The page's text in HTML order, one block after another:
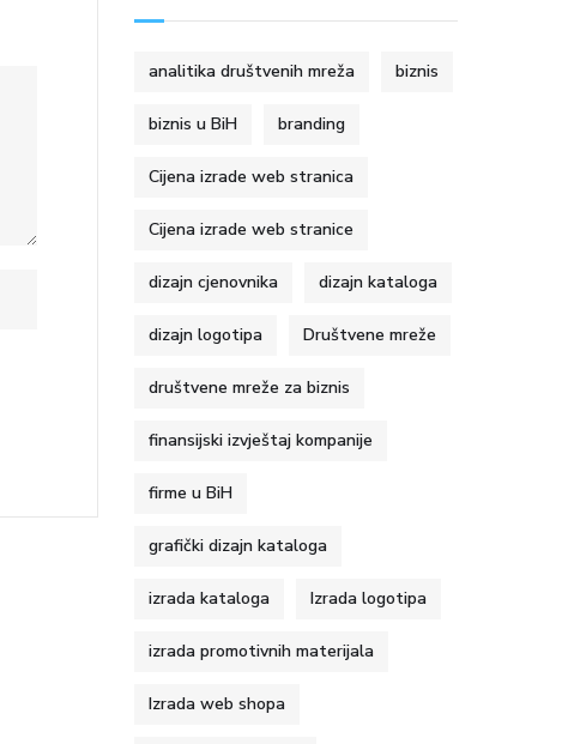
analitika društvenih mreža biznis
biznis u BiH branding
Cijena izrade web stranica
Cijena izrade web stranice
dizajn cjenovnika dizajn kataloga
dizajn logotipa Društvene mreže
društvene mreže za biznis
finansijski izvještaj kompanije
firme u BiH
grafički dizajn kataloga
izrada kataloga Izrada logotipa
izrada promotivnih materijala
Izrada web shopa